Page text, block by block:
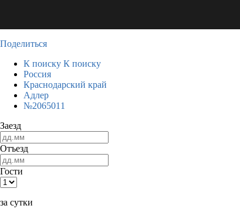
Поделиться
К поиску К поиску
Россия
Краснодарский край
Адлер
№2065011
Заезд
Отъезд
Гости
за сутки